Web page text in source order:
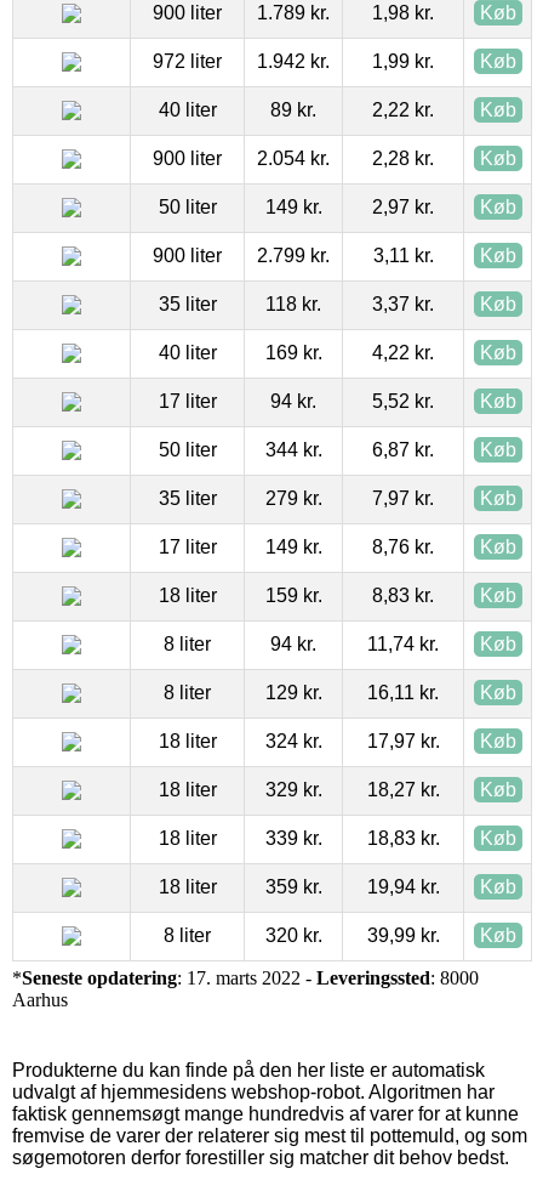
900 liter 1.789 kr. 1,98 kr. Køb
972 liter 1.942 kr. 1,99 kr. Køb
40 liter 89 kr. 2,22 kr. Køb
900 liter 2.054 kr. 2,28 kr. Køb
50 liter 149 kr. 2,97 kr. Køb
900 liter 2.799 kr. 3,11 kr. Køb
35 liter 118 kr. 3,37 kr. Køb
40 liter 169 kr. 4,22 kr. Køb
17 liter 94 kr. 5,52 kr. Køb
50 liter 344 kr. 6,87 kr. Køb
35 liter 279 kr. 7,97 kr. Køb
17 liter 149 kr. 8,76 kr. Køb
18 liter 159 kr. 8,83 kr. Køb
8 liter 94 kr. 11,74 kr. Køb
8 liter 129 kr. 16,11 kr. Køb
18 liter 324 kr. 17,97 kr. Køb
18 liter 329 kr. 18,27 kr. Køb
18 liter 339 kr. 18,83 kr. Køb
18 liter 359 kr. 19,94 kr. Køb
8 liter 320 kr. 39,99 kr. Køb
*Seneste opdatering: 17. marts 2022 - Leveringssted: 8000
Aarhus
Produkterne du kan finde på den her liste er automatisk
udvalgt af hjemmesidens webshop-robot. Algoritmen har
faktisk gennemsøgt mange hundredvis af varer for at kunne
fremvise de varer der relaterer sig mest til pottemuld, og som
søgemotoren derfor forestiller sig matcher dit behov bedst.